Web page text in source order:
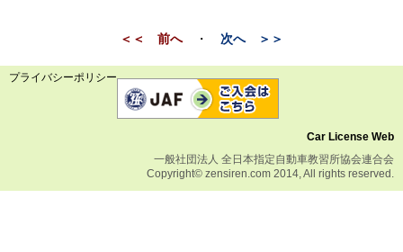
＜＜ 前へ・ 次へ ＞＞
プライバシーポリシー
Car License Web
一般社団法人 全日本指定自動車教習所協会連合会
Copyright© zensiren.com 2014, All rights reserved.